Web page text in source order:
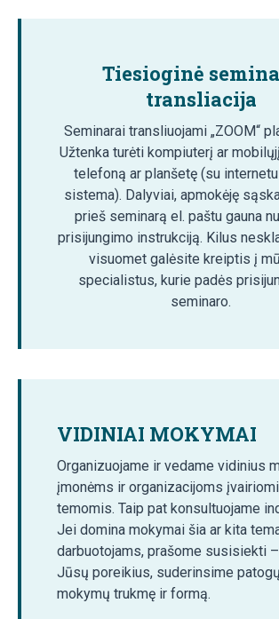
Tiesioginė
transliacija
Seminarai transliuojami „ZOOM“
Užtenka turėti kompiuterį ar
telefoną ar planšetę (su
sistema). Dalyviai, apmokėję
prieš seminarą el. paštu gauna
prisijungimo instrukciją. Kilus
visuomet galėsite kreiptis į
specialistus, kurie padės
seminaro.
VIDINIAI MOKYMAI
Organizuojame ir vedame vidinius
įmonėms ir organizacijoms
temomis. Taip pat konsultuojame
Jei domina mokymai šia ar kita
darbuotojams, prašome susisiekti
Jūsų poreikius, suderinsime
mokymų trukmę ir formą.